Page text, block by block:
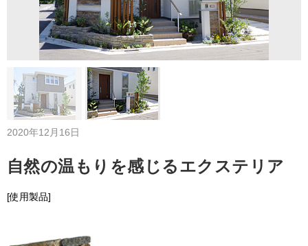
2020年12月16日
自然の温もりを感じるエクステリア
[使用製品]